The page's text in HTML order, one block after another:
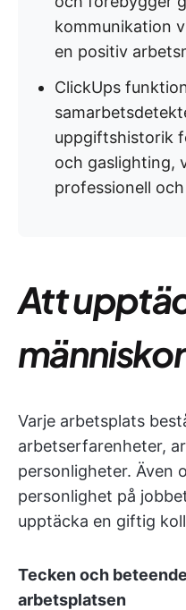
kommunikation
en positiv
ClickUps
uppgiftshistorik
och gaslighting,
professionell
Att
Varje arbetsplats
arbetserfarenheter,
personligheter. Även
personlighet på
upptäcka en giftig
Tecken och
arbetsplatsen